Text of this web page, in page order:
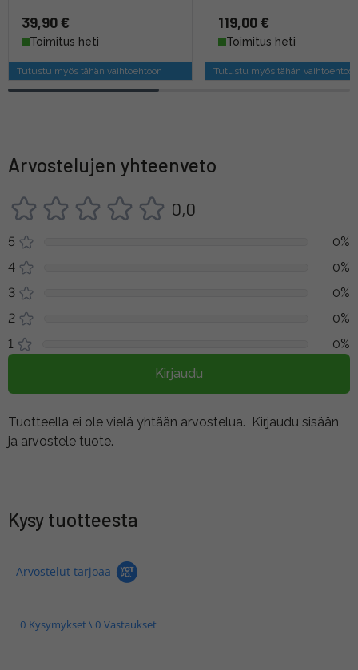
39,90 €
Toimitus heti
Tutustu myös tähän vaihtoehtoon
119,00 €
Toimitus heti
Tutustu myös tähän
Arvostelujen yhteenveto
0,0
5
0%
4
0%
3
0%
2
0%
1
0%
Kirjaudu
Tuotteella ei ole vielä yhtään arvostelua. Kirjaudu sisään
ja arvostele tuote.
Kysy tuotteesta
Arvostelut tarjoaa
0 Kysymykset \ 0 Vastaukset